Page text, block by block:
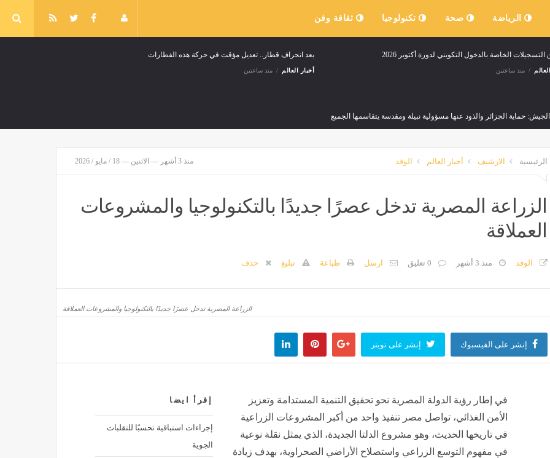
الرياضة صحة تكنولوجيا ثقافة وفن
التسجيلات الخاصة بالدخول التكويني لدورة أكتوبر 2026
منذ ساعتين
بعد انحراف قطار.. تعديل مؤقت في حركة هذه القطارات
أخبار العالم منذ ساعتين
حماية الجزائر والذود عنها مسؤولية نبيلة ومقدسة يتقاسمها الجميع
الجزائر.. مجلس السلم والأمن يبحث مستجدات الأوضاع في منطقة الساحل إجراءات استباقية تحسبًا للتقلبات الجوية
منذ 5 ساعات أخبار العالم منذ 6 ساعات
تفرض رقابة مؤقتة على المسافرين القادمين من إيطاليا
الرئيسية الارشيف أخبار العالم الوفد منذ 3 أشهر — الاثنين — 18 / مايو / 2026
الزراعة المصرية تدخل عصرًا جديدًا بالتكنولوجيا والمشروعات
العملاقة
الوفد منذ 3 أشهر 0 تعليق ارسل طباعة تبليغ حذف
الزراعة المصرية تدخل عصرًا جديدًا بالتكنولوجيا والمشروعات العملاقة
إنشر على الفيسبوك إنشر على تويتر
إقرأ ايضا
إجراءات استباقية تحسبًا للتقلبات
الجوية
في إطار رؤية الدولة المصرية نحو تحقيق التنمية المستدامة وتعزيز
الأمن الغذائي، تواصل مصر تنفيذ واحد من أكبر المشروعات الزراعية
في تاريخها الحديث، وهو مشروع الدلتا الجديدة، الذي يمثل نقلة نوعية
في مفهوم التوسع الزراعي واستصلاح الأراضي الصحراوية، بهدف زيادة